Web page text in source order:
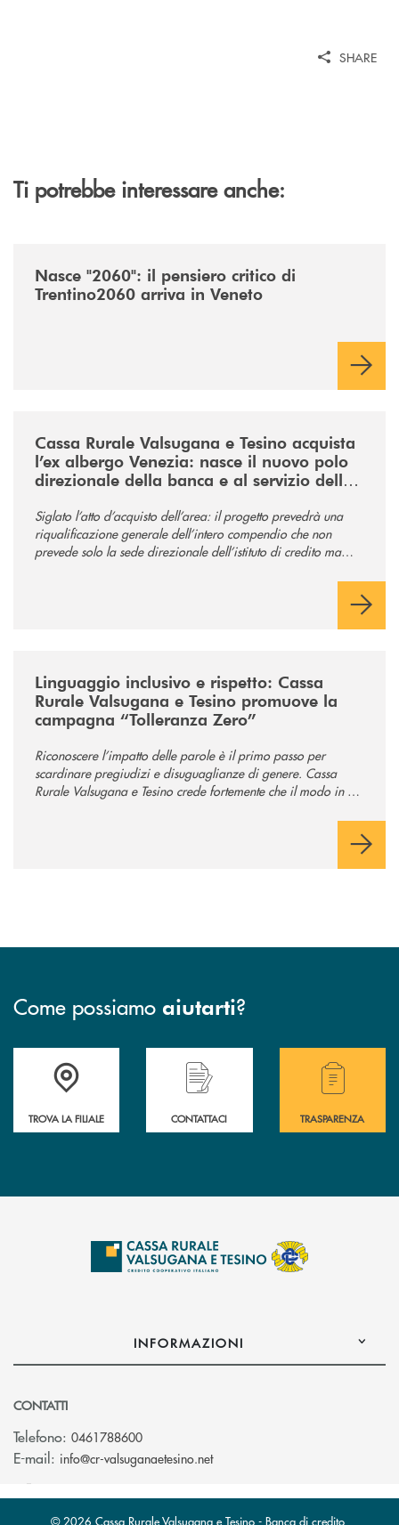
SHARE
Ti potrebbe interessare anche:
Nasce "2060": il pensiero critico di
Trentino2060 arriva in Veneto
Cassa Rurale Valsugana e Tesino acquista
l’ex albergo Venezia: nasce il nuovo polo
direzionale della banca e al servizio della
Siglato l’atto d’acquisto dell’area: il progetto prevedrà una
riqualificazione generale dell’intero compendio che non
prevede solo la sede direzionale dell’istituto di credito ma
Linguaggio inclusivo e rispetto: Cassa
Rurale Valsugana e Tesino promuove la
campagna “Tolleranza Zero”
Riconoscere l’impatto delle parole è il primo passo per
scardinare pregiudizi e disuguaglianze di genere. Cassa
Rurale Valsugana e Tesino crede fortemente che il modo in cui
Come possiamo aiutarti?
Accedi all' elenco completo delle filiali .
TROVA LA FILIALE
Hai bisogno di assistenza immediata?
CONTATTACI
Hai bisogno di
TRASPARENZA
INFORMAZIONI
CONTATTI
Telefono: 0461788600
E-mail: info@cr-valsuganaetesino.net(si apre l’app di posta
© 2026 Cassa Rurale Valsugana e Tesino - Banca di credito